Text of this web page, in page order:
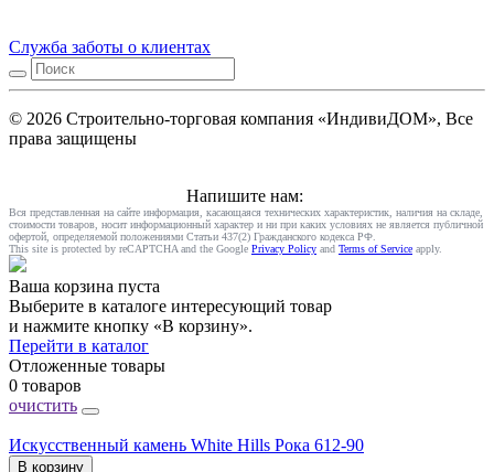
Служба заботы о клиентах
© 2026 Строительно-торговая компания «ИндивиДОМ», Все
права защищены
Напишите нам:
Вся представленная на сайте информация, касающаяся технических характеристик, наличия на складе,
стоимости товаров, носит информационный характер и ни при каких условиях не является публичной
офертой, определяемой положениями Статьи 437(2) Гражданского кодекса РФ.
This site is protected by reCAPTCHA and the Google Privacy Policy and Terms of Service apply.
Ваша корзина пуста
Выберите в каталоге интересующий товар
и нажмите кнопку «В корзину».
Перейти в каталог
Отложенные товары
0 товаров
очистить
Искусственный камень White Hills Рока 612-90
В корзину